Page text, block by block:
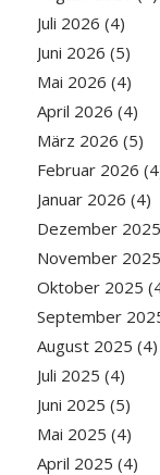
Juli 2026 (4)
Juni 2026 (5)
Mai 2026 (4)
April 2026 (4)
März 2026 (5)
Februar 2026
Januar 2026 (4)
Dezember 2025
November 2025
Oktober 2025
September
August 2025 (4)
Juli 2025 (4)
Juni 2025 (5)
Mai 2025 (4)
April 2025 (4)